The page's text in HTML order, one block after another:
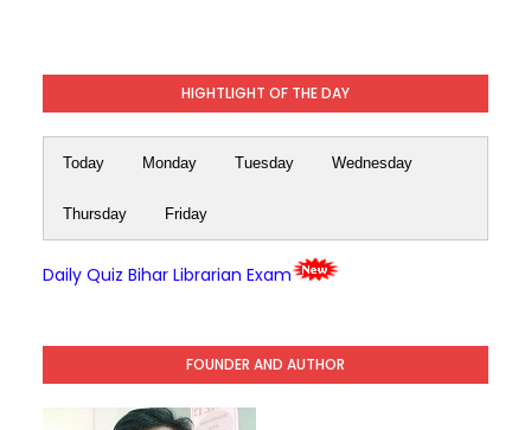
HIGHTLIGHT OF THE DAY
Today Monday Tuesday Wednesday
Thursday Friday
Daily Quiz Bihar Librarian Exam
FOUNDER AND AUTHOR